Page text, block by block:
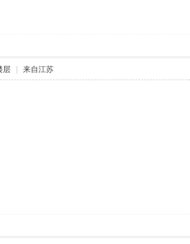
层 来自江苏